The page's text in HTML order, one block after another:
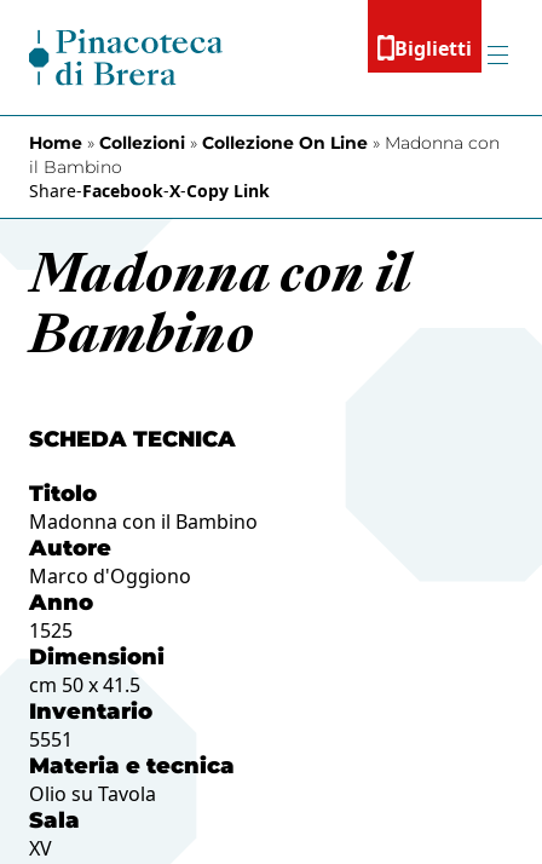
Biglietti
Menu
Home » Collezioni » Collezione On Line » Madonna con
il Bambino
Share-Facebook-X-Copy Link
Madonna con il
Bambino
SCHEDA TECNICA
Titolo
Madonna con il Bambino
Autore
Marco d'Oggiono
Anno
1525
Dimensioni
cm 50 x 41.5
Inventario
5551
Materia e tecnica
Olio su Tavola
Sala
XV